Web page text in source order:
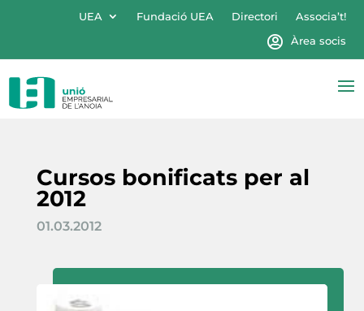
UEA Fundació UEA Directori
Associa’t!
Àrea socis
Cursos bonificats per al
2012
01.03.2012